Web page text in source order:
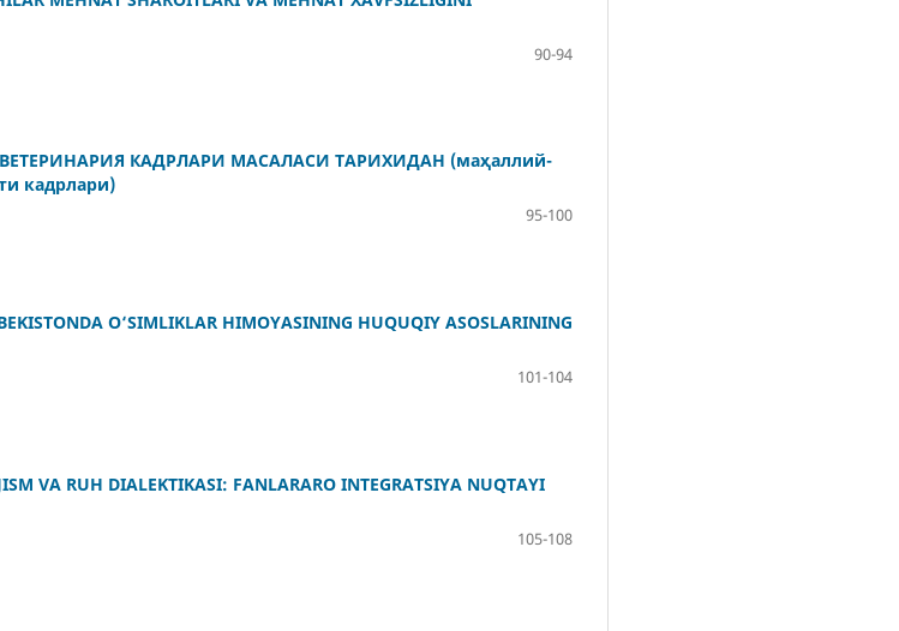
90-94
КАДРЛАРИ МАСАЛАСИ ТАРИХИДАН (маҳаллий-
кадрлари)
95-100
O‘SIMLIKLAR HIMOYASINING HUQUQIY ASOSLARINING
101-104
VA RUH DIALEKTIKASI: FANLARARO INTEGRATSIYA NUQTAYI
105-108